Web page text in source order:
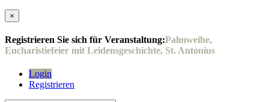
×
Registrieren Sie sich für Veranstaltung:Palmweihe,
Eucharistiefeier mit Leidensgeschichte, St. Antonius
Login
Registrieren